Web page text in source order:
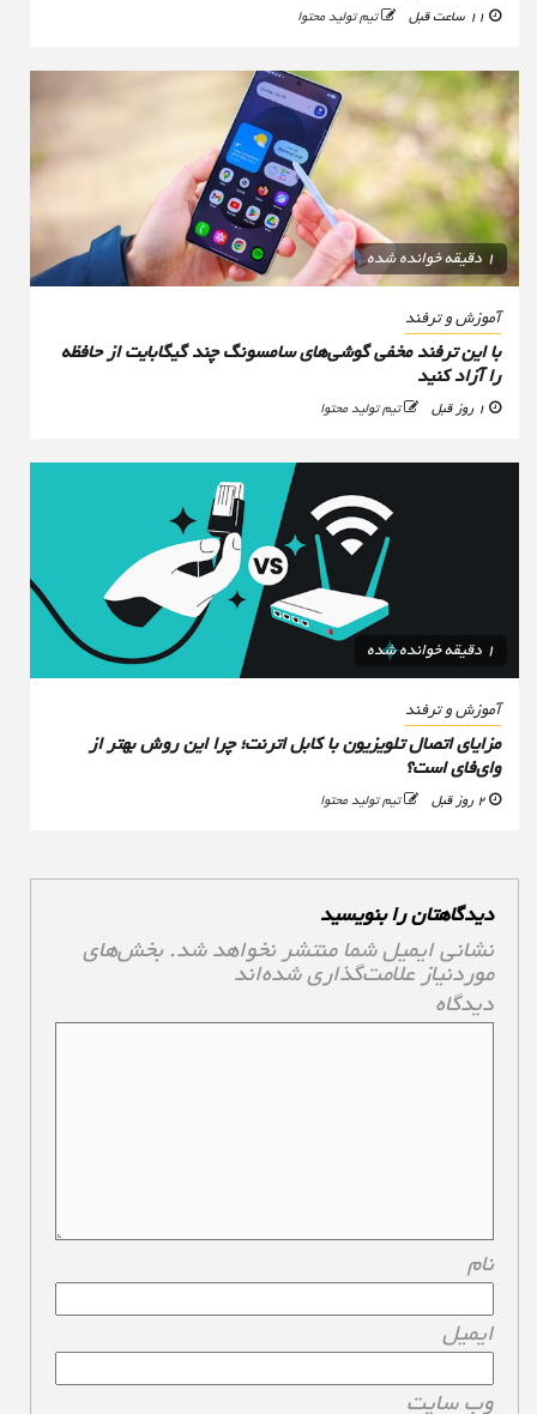
تیم تولید محتوا
1 دقیقه خوانده شده
آموزش و ترفند
با این ترفند مخفی گوشی‌های سامسونگ چند گیگابایت از حافظه
را آزاد کنید
تیم تولید محتوا
آموزش و ترفند
مزایای اتصال تلویزیون با کابل اترنت؛ چرا این روش بهتر از
وای‌فای است؟
تیم تولید محتوا
دیدگاهتان را بنویسید
نشانی ایمیل شما منتشر نخواهد شد.بخش‌های
موردنیاز علامت‌گذاری شده‌اند*
دیدگاه*
نام*
ایمیل*
وب‌ سایت